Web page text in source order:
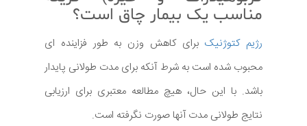
مناسب یک بیمار چاق است؟
رژیم کتوژنیک برای کاهش وزن به طور فزاینده ای
محبوب شده است به شرط آنکه برای مدت طولانی پایدار
باشد. با این حال، هیچ مطالعه معتبری برای ارزیابی
نتایج طولانی مدت آنها صورت نگرفته است.